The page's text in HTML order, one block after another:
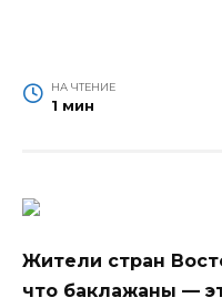
НА ЧТЕНИЕ
1 мин
Жители стран
что баклажаны —